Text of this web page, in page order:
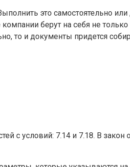
это самостоятельно или
берут на себя не
то и документы придется
с условий: 7.14 и 7.18. В